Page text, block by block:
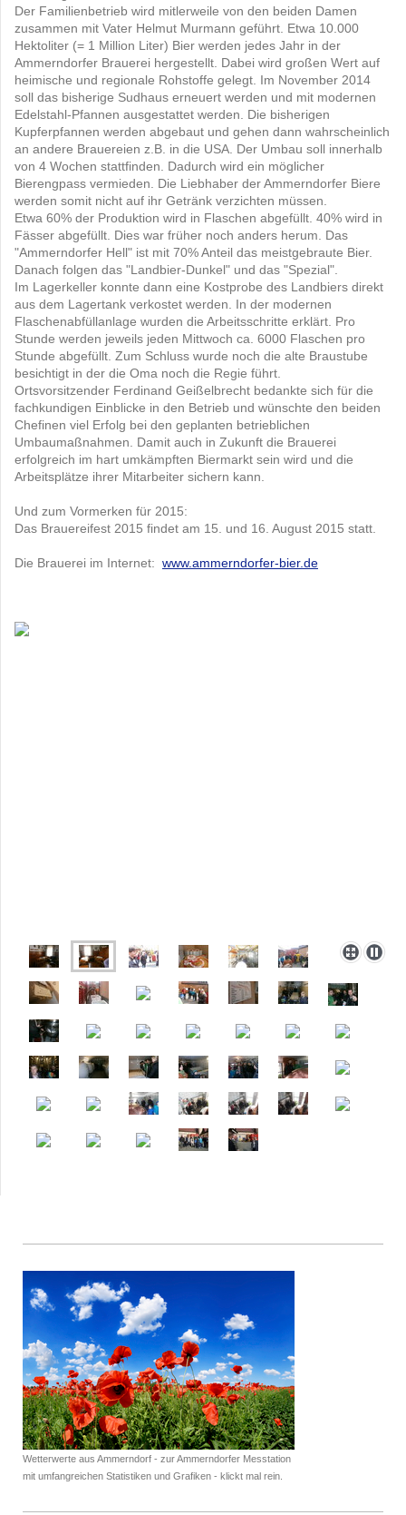
Der Familienbetrieb wird mitlerweile von den beiden Damen
zusammen mit Vater Helmut Murmann geführt. Etwa 10.000
Hektoliter (= 1 Million Liter) Bier werden jedes Jahr in der
Ammerndorfer Brauerei hergestellt. Dabei wird großen Wert auf
heimische und regionale Rohstoffe gelegt. Im November 2014
soll das bisherige Sudhaus erneuert werden und mit modernen
Edelstahl-Pfannen ausgestattet werden. Die bisherigen
Kupferpfannen werden abgebaut und gehen dann wahrscheinlich
an andere Brauereien z.B. in die USA. Der Umbau soll innerhalb
von 4 Wochen stattfinden. Dadurch wird ein möglicher
Bierengpass vermieden. Die Liebhaber der Ammerndorfer Biere
werden somit nicht auf ihr Getränk verzichten müssen.
Etwa 60% der Produktion wird in Flaschen abgefüllt. 40% wird in
Fässer abgefüllt. Dies war früher noch anders herum. Das
"Ammerndorfer Hell" ist mit 70% Anteil das meistgebraute Bier.
Danach folgen das "Landbier-Dunkel" und das "Spezial".
Im Lagerkeller konnte dann eine Kostprobe des Landbiers direkt
aus dem Lagertank verkostet werden. In der modernen
Flaschenabfüllanlage wurden die Arbeitsschritte erklärt. Pro
Stunde werden jeweils jeden Mittwoch ca. 6000 Flaschen pro
Stunde abgefüllt. Zum Schluss wurde noch die alte Braustube
besichtigt in der die Oma noch die Regie führt.
Ortsvorsitzender Ferdinand Geißelbrecht bedankte sich für die
fachkundigen Einblicke in den Betrieb und wünschte den beiden
Chefinen viel Erfolg bei den geplanten betrieblichen
Umbaumaßnahmen. Damit auch in Zukunft die Brauerei
erfolgreich im hart umkämpften Biermarkt sein wird und die
Arbeitsplätze ihrer Mitarbeiter sichern kann.
Und zum Vormerken für 2015:
Das Brauereifest 2015 findet am 15. und 16. August 2015 statt.
Die Brauerei im Internet: www.ammerndorfer-bier.de
Wetterwerte aus Ammerndorf - zur Ammerndorfer Messtation
mit umfangreichen Statistiken und Grafiken - klickt mal rein.